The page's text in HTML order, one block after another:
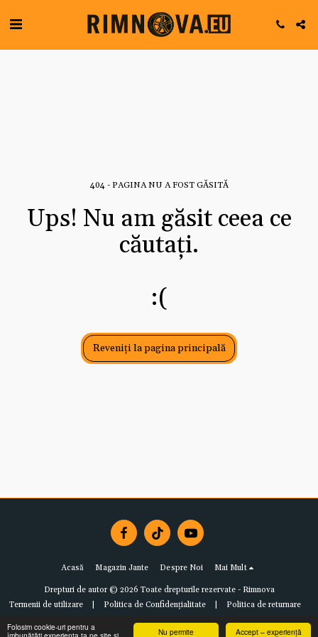
Accept – experiență
Nu permite
Folosim cookie-uri pentru a
404 - PAGINA NU A FOST GĂSITĂ
Ups! Nu am găsit ceea ce
căutați.
:(
Reveniți la pagina principală
Acasă Magazin Jante Despre Noi Mai Mult
Drepturi de autor © 2026 Toate drepturile rezervate - Rimnova
Termenii de utilizare| Politica de Confidențialitate| Politica de returnare